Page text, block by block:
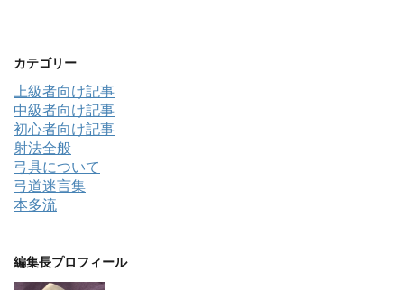
カテゴリー
上級者向け記事
中級者向け記事
初心者向け記事
射法全般
弓具について
弓道迷言集
本多流
編集長プロフィール